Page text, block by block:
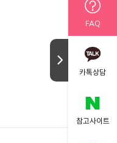
FAQ
카톡상담
참고사이트